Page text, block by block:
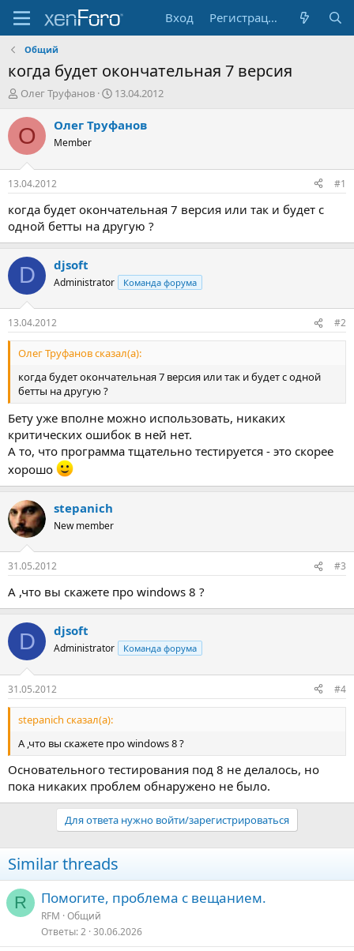
Вход Регистрация
Общий
когда будет окончательная 7 версия
А
т
о
т
е
м
ы
Олег Труфанов
Д
т
а
а
л
13.04.2012
О Олег Труфанов
Member
13.04.2012 #1
когда будет окончательная 7 версия или так и будет с
одной бетты на другую ?
D djsoft
Administrator Команда форума
13.04.2012 #2
Олег Труфанов сказал(а):
когда будет окончательная 7 версия или так и будет с одной
бетты на другую ?
Бету уже вполне можно использовать, никаких
критических ошибок в ней нет.
А то, что программа тщательно тестируется - это скорее
хорошо
stepanich
New member
31.05.2012 #3
А ,что вы скажете про windows 8 ?
D djsoft
Administrator Команда форума
31.05.2012 #4
stepanich сказал(а):
А ,что вы скажете про windows 8 ?
Основательного тестирования под 8 не делалось, но
пока никаких проблем обнаружено не было.
Для ответа нужно войти/зарегистрироваться
Similar threads
R Помогите, проблема с вещанием.
RFM Общий
Ответы 2 30.06.2026